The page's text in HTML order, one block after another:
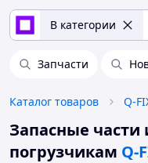
В категории
Запчасти
Каталог товаров Q-
Запасные
погрузчикам Q-